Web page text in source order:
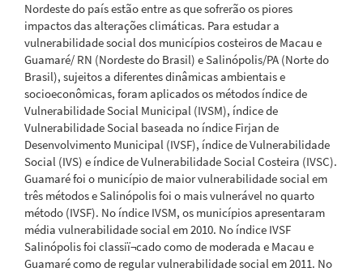
Nordeste do país estão entre as que sofrerão os piores
impactos das alterações climáticas. Para estudar a
vulnerabilidade social dos municípios costeiros de Macau e
Guamaré/ RN (Nordeste do Brasil) e Salinópolis/PA (Norte do
Brasil), sujeitos a diferentes dinâmicas ambientais e
socioeconômicas, foram aplicados os métodos índice de
Vulnerabilidade Social Municipal (IVSM), índice de
Vulnerabilidade Social baseada no índice Firjan de
Desenvolvimento Municipal (IVSF), índice de Vulnerabilidade
Social (IVS) e índice de Vulnerabilidade Social Costeira (IVSC).
Guamaré foi o município de maior vulnerabilidade social em
três métodos e Salinópolis foi o mais vulnerável no quarto
método (IVSF). No índice IVSM, os municípios apresentaram
média vulnerabilidade social em 2010. No índice IVSF
Salinópolis foi classiï¬cado como de moderada e Macau e
Guamaré como de regular vulnerabilidade social em 2011. No